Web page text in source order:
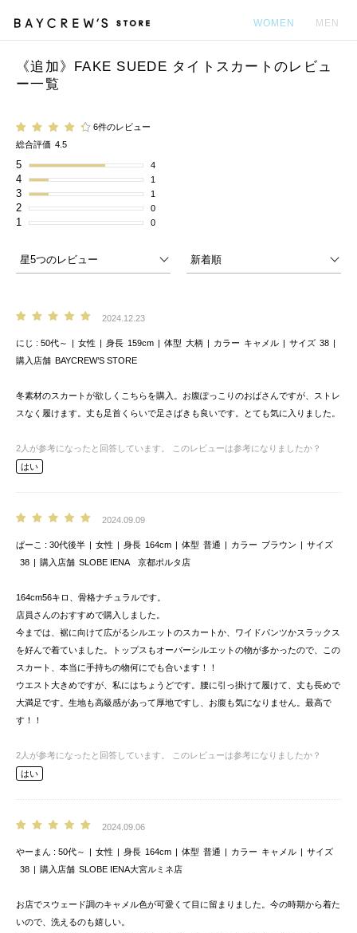
WOMEN MEN
《追加》FAKE SUEDE タイトスカートのレビュ
ー一覧
6件のレビュー
総合評価 4.5
5 4
4 1
3 1
2 0
1 0
2024.12.23
にじ 50代～ 女性 身長 159cm 体型 大柄 カラー キャメル サイズ 38
購入店舗 BAYCREW’S STORE
冬素材のスカートが欲しくこちらを購入。お腹ぽっこりのおばさんですが、ストレ
スなく履けます。丈も足首くらいで足さばきも良いです。とても気に入りました。
2 人が参考になったと回答しています。
このレビューは参考になりましたか？
はい
2024.09.09
ぱーこ 30代後半 女性 身長 164cm 体型 普通 カラー ブラウン
サイズ
38
購入店舗 SLOBE IENA 京都ポルタ店
164cm56キロ、骨格ナチュラルです。
店員さんのおすすめで購入しました。
今までは、裾に向けて広がるシルエットのスカートか、ワイドパンツかスラックス
を好んで着ていました。トップスもオーバーシルエットの物が多かったので、この
スカート、本当に手持ちの物何にでも合います！！
ウエスト大きめですが、私にはちょうどです。腰に引っ掛けて履けて、丈も長めで
大満足です。生地も高級感があって厚地ですし、お腹も気になりません。最高で
す！！
2 人が参考になったと回答しています。
このレビューは参考になりましたか？
はい
2024.09.06
やーまん 50代～ 女性 身長 164cm 体型 普通 カラー キャメル
サイズ
38
購入店舗 SLOBE IENA大宮ルミネ店
お店でスウェード調のキャメル色が可愛くて目に留まりました。今の時期から着た
いので、洗えるのも嬉しい。